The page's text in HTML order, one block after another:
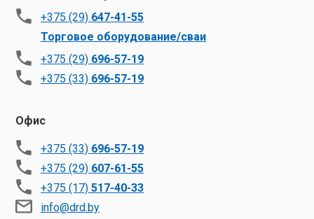
+375 (29) 647-41-55
Торговое оборудование/сваи
+375 (29) 696-57-19
+375 (33) 696-57-19
Офис
+375 (33) 696-57-19
+375 (29) 607-61-55
+375 (17) 517-40-33
info@drd.by